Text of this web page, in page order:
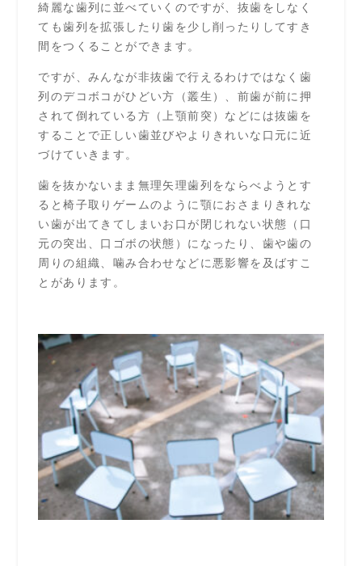
綺麗な歯列に並べていくのですが、抜歯をしなく
ても歯列を拡張したり歯を少し削ったりしてすき
間をつくることができます。
ですが、みんなが非抜歯で行えるわけではなく歯
列のデコボコがひどい方（叢生）、前歯が前に押
されて倒れている方（上顎前突）などには抜歯を
することで正しい歯並びやよりきれいな口元に近
づけていきます。
歯を抜かないまま無理矢理歯列をならべようとす
ると椅子取りゲームのように顎におさまりきれな
い歯が出てきてしまいお口が閉じれない状態（口
元の突出、口ゴボの状態）になったり、歯や歯の
周りの組織、噛み合わせなどに悪影響を及ばすこ
とがあります。